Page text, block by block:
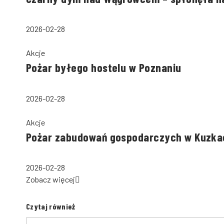
2026-02-28
Akcje
Pożar byłego hostelu w Poznaniu
2026-02-28
Akcje
Pożar zabudowań gospodarczych w
2026-02-28
Zobacz więcej
Czytaj również